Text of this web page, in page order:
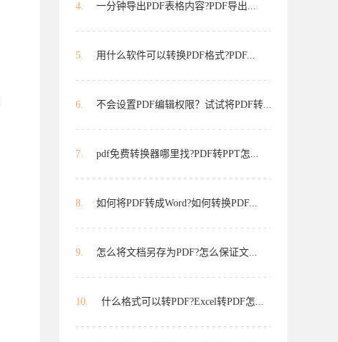
4. 一分钟导出PDF表格内容?PDF导出...
5. 用什么软件可以转换PDF格式?PDF...
6. 不会设置PDF编辑权限？试试将PDF转...
7. pdf免费转换器哪里找?PDF转PPT怎...
8. 如何将PDF转成Word?如何转换PDF...
9. 怎么将文档另存为PDF?怎么保证文...
10. 什么格式可以转PDF?Excel转PDF怎...